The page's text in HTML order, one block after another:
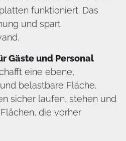
funktioniert. Das
und spart
Gäste und Personal
eine ebene,
belastbare Fläche.
sicher laufen, stehen und
die vorher